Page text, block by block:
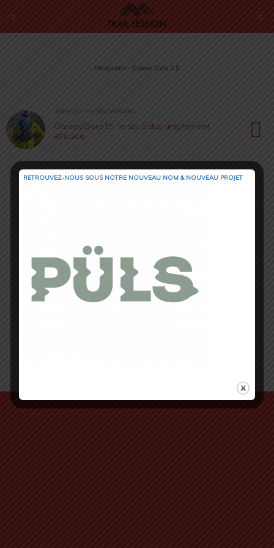
Marqueurs › Osprey Duro 1.5
26 MARS 2021 • PAR SÉBASTIEN RÉMOND
Osprey Duro 1.5 : le sac à dos simplement
efficace
RETROUVEZ-NOUS SOUS NOTRE NOUVEAU NOM & NOUVEAU PROJET